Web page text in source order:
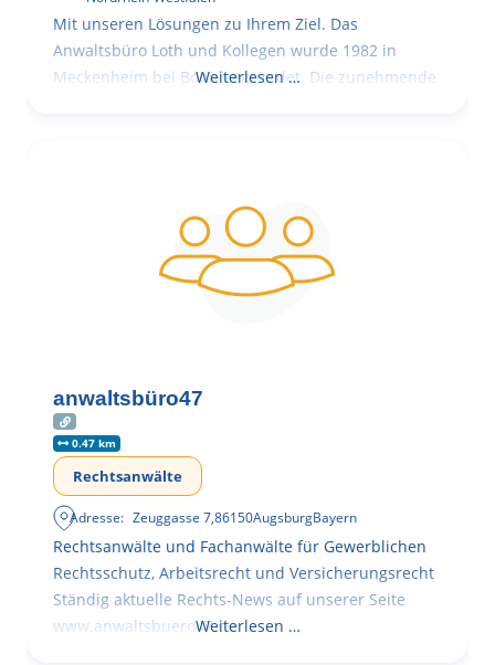
Mit unseren Lösungen zu Ihrem Ziel. Das
Anwaltsbüro Loth und Kollegen wurde 1982 in
Meckenheim bei Bonn gegründet. Die zunehmende
Weiterlesen …
anwaltsbüro47
0.47 km
Rechtsanwälte
Adresse: Zeuggasse 7,86150AugsburgBayern
Rechtsanwälte und Fachanwälte für Gewerblichen
Rechtsschutz, Arbeitsrecht und Versicherungsrecht
Ständig aktuelle Rechts-News auf unserer Seite
www.anwaltsbuero47.deWeiterlesen …